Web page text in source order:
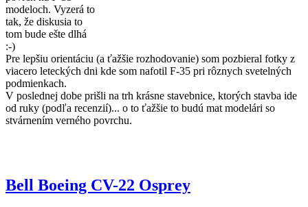
modeloch. Vyzerá to
tak, že diskusia to
tom bude ešte dlhá
:-)
Pre lepšiu orientáciu (a ťažšie rozhodovanie) som pozbieral fotky z
viacero leteckých dni kde som nafotil F-35 pri rôznych svetelných
podmienkach.
V poslednej dobe prišli na trh krásne stavebnice, ktorých stavba ide
od ruky (podľa recenzií)... o to ťažšie to budú mat modelári so
stvárnením verného povrchu.
Bell Boeing CV-22 Osprey